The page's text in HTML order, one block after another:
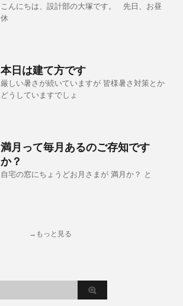
こんにちは、設計部の大塚です。 先日、お昼
休
本日は建て方です
厳しい暑さが続いていますが 皆様暑さ対策とか
どうしていますでしょ
満月って毎月あるのご存知です
か？
自宅の窓にちょうどお月さまが 満月か？ と
→もっと見る